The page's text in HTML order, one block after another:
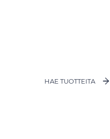
HAE TUOTTEITA